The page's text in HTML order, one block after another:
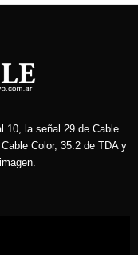
10, la señal 29 de Cable
Color, 35.2 de TDA y